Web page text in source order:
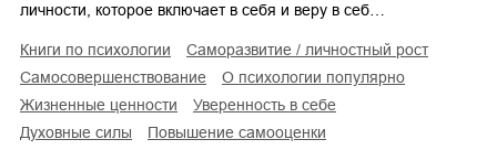
личности, которое включает в себя и веру в себ…
книги по психологии
саморазвитие / личностный рост
самосовершенствование
о психологии популярно
жизненные ценности
уверенность в себе
духовные силы
повышение самооценки